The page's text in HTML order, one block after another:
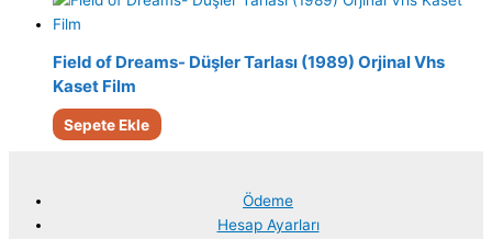
Field of Dreams- Düşler Tarlası (1989) Orjinal Vhs
Kaset Film
Sepete Ekle
Ödeme
Hesap Ayarları